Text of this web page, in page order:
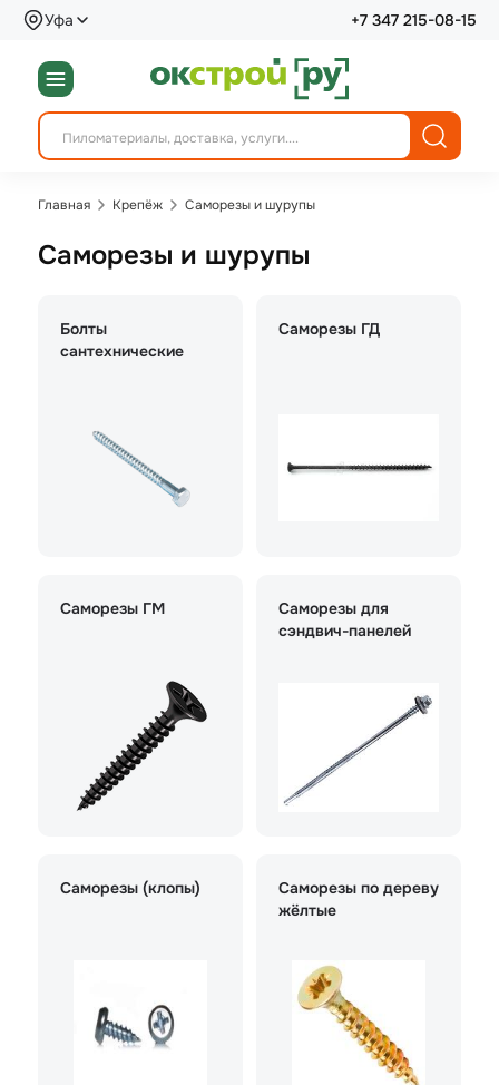
Уфа +7 347 215-08-15
Главная Крепёж Саморезы и шурупы
Саморезы и шурупы
Болты
сантехнические
Саморезы ГД
Саморезы ГМ
Саморезы для
сэндвич-панелей
Саморезы (клопы)
Саморезы по дереву
жёлтые